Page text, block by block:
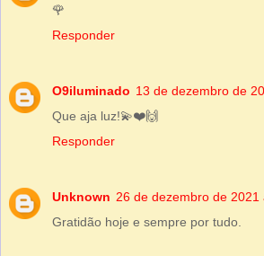
🌹
Responder
O9iluminado 13 de dezembro de
Que aja luz!💫❤️🙌
Responder
Unknown 26 de dezembro de 2021
Gratidão hoje e sempre por tudo.